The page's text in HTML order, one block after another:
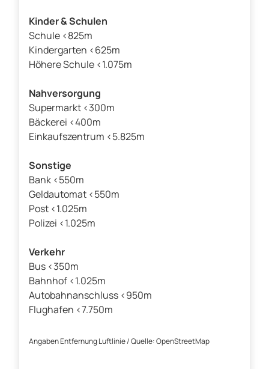
Kinder & Schulen
Schule <825m
Kindergarten <625m
Höhere Schule <1.075m
Nahversorgung
Supermarkt <300m
Bäckerei <400m
Einkaufszentrum <5.825m
Sonstige
Bank <550m
Geldautomat <550m
Post <1.025m
Polizei <1.025m
Verkehr
Bus <350m
Bahnhof <1.025m
Autobahnanschluss <950m
Flughafen <7.750m
Angaben Entfernung Luftlinie / Quelle: OpenStreetMap